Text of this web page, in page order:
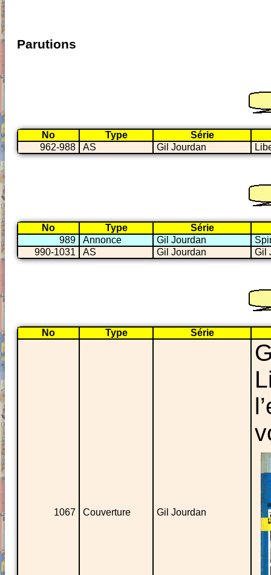
Parutions
No Type
Série
962-988
AS Gil Jourdan
No Type
Série
989
Annonce Gil Jourdan
990-1031
AS Gil Jourdan Gil
No Type Série
1067 Couverture Gil Jourdan